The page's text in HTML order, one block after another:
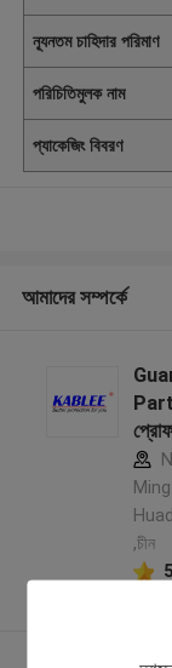
ন্যূনতম চাহিদার পরিমাণ
পরিচিতিমুলক নাম
প্যাকেজিং বিবরণ
আমাদের সম্পর্কে
,চীন